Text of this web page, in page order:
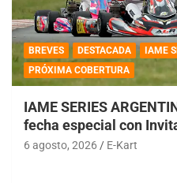
BREVES DESTACADA
IAME
PRÓXIMA COBERTURA
IAME SERIES
fecha especial con
6 agosto, 2026 E-Kart